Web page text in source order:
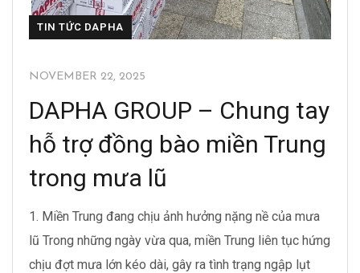
TIN TỨC DAPHA
NOVEMBER 22, 2025
DAPHA GROUP – Chung tay
hỗ trợ đồng bào miền Trung
trong mưa lũ
1. Miền Trung đang chịu ảnh hưởng nặng nề của mưa
lũ Trong những ngày vừa qua, miền Trung liên tục hứng
chịu đợt mưa lớn kéo dài, gây ra tình trạng ngập lụt